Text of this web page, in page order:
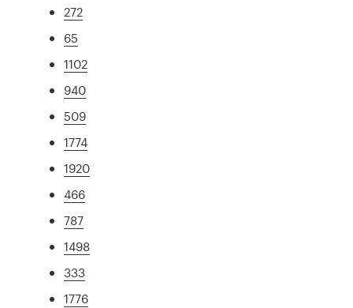
272
65
1102
940
509
1774
1920
466
787
1498
333
1776